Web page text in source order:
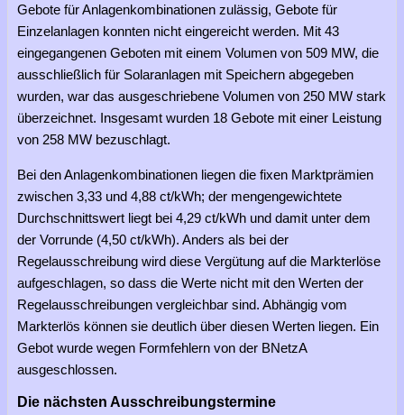
Gebote für Anlagenkombinationen zulässig, Gebote für
Einzelanlagen konnten nicht eingereicht werden. Mit 43
eingegangenen Geboten mit einem Volumen von 509 MW, die
ausschließlich für Solaranlagen mit Speichern abgegeben
wurden, war das ausgeschriebene Volumen von 250 MW stark
überzeichnet. Insgesamt wurden 18 Gebote mit einer Leistung
von 258 MW bezuschlagt.
Bei den Anlagenkombinationen liegen die fixen Marktprämien
zwischen 3,33 und 4,88 ct/kWh; der mengengewichtete
Durchschnittswert liegt bei 4,29 ct/kWh und damit unter dem
der Vorrunde (4,50 ct/kWh). Anders als bei der
Regelausschreibung wird diese Vergütung auf die Markterlöse
aufgeschlagen, so dass die Werte nicht mit den Werten der
Regelausschreibungen vergleichbar sind. Abhängig vom
Markterlös können sie deutlich über diesen Werten liegen. Ein
Gebot wurde wegen Formfehlern von der BNetzA
ausgeschlossen.
Die nächsten Ausschreibungstermine